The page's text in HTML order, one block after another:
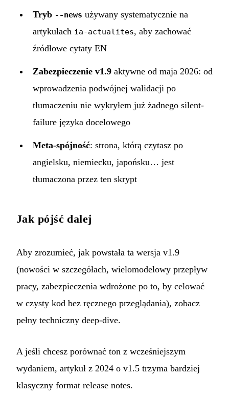
Tryb --news używany systematycznie na
artykułach ia-actualites, aby zachować
źródłowe cytaty EN
Zabezpieczenie v1.9 aktywne od maja 2026: od
wprowadzenia podwójnej walidacji po
tłumaczeniu nie wykryłem już żadnego silent-
failure języka docelowego
Meta-spójność: strona, którą czytasz po
angielsku, niemiecku, japońsku… jest
tłumaczona przez ten skrypt
Jak pójść dalej
Aby zrozumieć, jak powstała ta wersja v1.9
(nowości w szczegółach, wielomodelowy przepływ
pracy, zabezpieczenia wdrożone po to, by celować
w czysty kod bez ręcznego przeglądania), zobacz
pełny techniczny deep-dive.
A jeśli chcesz porównać ton z wcześniejszym
wydaniem, artykuł z 2024 o v1.5 trzyma bardziej
klasyczny format release notes.